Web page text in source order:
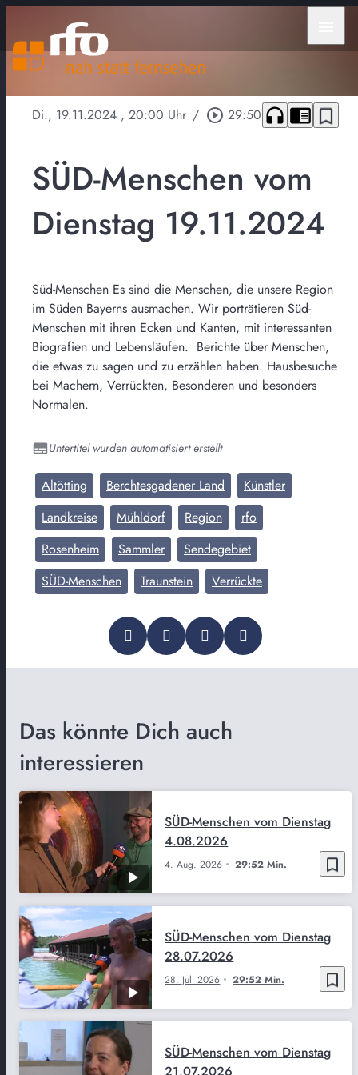
Di., 19.11.2024 , 20:00 Uhr / play_circle_outline 29:50 headphones chrome_reader_mode bookmark_border
SÜD-Menschen vom
Dienstag 19.11.2024
Süd-Menschen Es sind die Menschen, die unsere Region
im Süden Bayerns ausmachen. Wir porträtieren Süd-
Menschen mit ihren Ecken und Kanten, mit interessanten
Biografien und Lebensläufen. Berichte über Menschen,
die etwas zu sagen und zu erzählen haben. Hausbesuche
bei Machern, Verrückten, Besonderen und besonders
Normalen.
Untertitel wurden automatisiert erstellt
Altötting Berchtesgadener Land
Künstler
Landkreise
Mühldorf Region
rfo
Rosenheim
Sammler
Sendegebiet
SÜD-Menschen
Traunstein Verrückte
Das könnte Dich auch
interessieren
bookmark_border
4. Aug. 2026 29:52 Min.
SÜD-Menschen vom Dienstag
4.08.2026
bookmark_border
28. Juli 2026 29:52 Min.
SÜD-Menschen vom Dienstag
28.07.2026
SÜD-Menschen vom Dienstag
21.07.2026